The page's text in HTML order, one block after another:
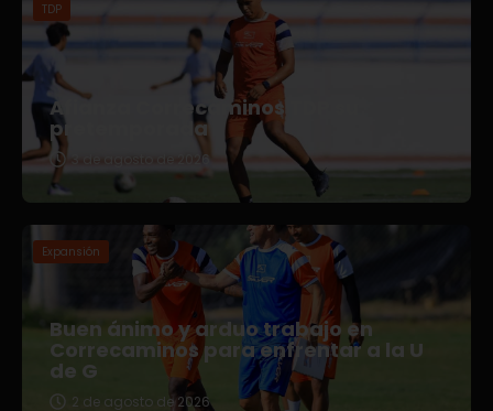
TDP
Afianza Correcaminos TDP su
pretemporada
3 de agosto de 2026
Expansión
Buen ánimo y arduo trabajo en
Correcaminos para enfrentar a la U
de G
2 de agosto de 2026